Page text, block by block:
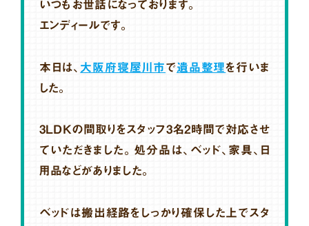
いつもお世話になっております。
エンディールです。
本日は、 大阪府寝屋川市で遺品整理を行いま
した。
3LDKの間取りをスタッフ3名2時間で対応させ
ていただきました。処分品は、ベッド、家具、日
用品などがありました。
ベッドは搬出経路をしっかり確保した上でスタ